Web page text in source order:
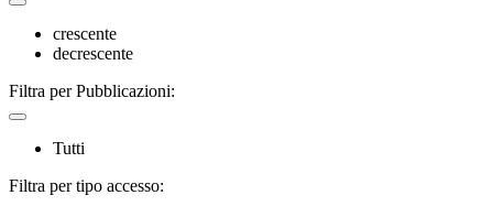
crescente
decrescente
Filtra per Pubblicazioni:
Tutti
Filtra per tipo accesso: